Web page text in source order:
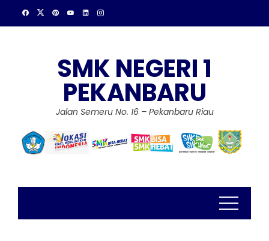
SMK NEGERI 1
PEKANBARU
Jalan Semeru No. 16 – Pekanbaru Riau